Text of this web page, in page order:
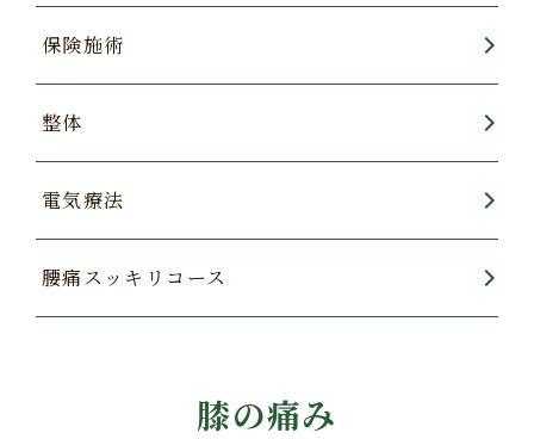
保険施術
整体
電気療法
腰痛スッキリコース
膝の痛み